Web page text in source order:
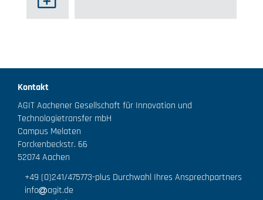
Kontakt
AGIT Aachener Gesellschaft für Innovation und
Technologietransfer mbH
Campus Melaten
Forckenbeckstr. 66
52074 Aachen
+49 (0)241/475773-plus Durchwahl Ihres Ansprechpartners
info
agit.de